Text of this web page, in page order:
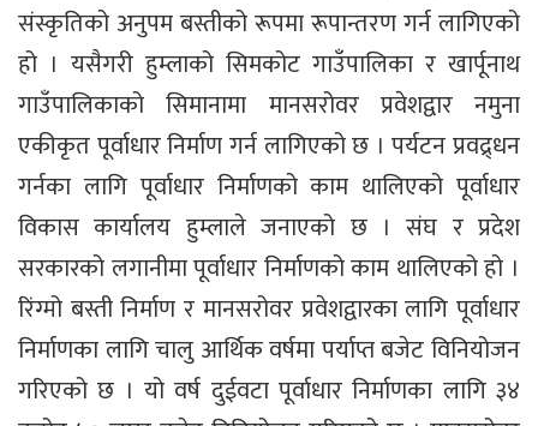
संस्कृतिको अनुपम बस्तीको रूपमा रूपान्तरण गर्न लागिएको
हो । यसैगरी हुम्लाको सिमकोट गाउँपालिका र खार्पूनाथ
गाउँपालिकाको सिमानामा मानसरोवर प्रवेशद्वार नमुना
एकीकृत पूर्वाधार निर्माण गर्न लागिएको छ । पर्यटन प्रवद्र्धन
गर्नका लागि पूर्वाधार निर्माणको काम थालिएको पूर्वाधार
विकास कार्यालय हुम्लाले जनाएको छ । संघ र प्रदेश
सरकारको लगानीमा पूर्वाधार निर्माणको काम थालिएको हो ।
रिंग्मो बस्ती निर्माण र मानसरोवर प्रवेशद्वारका लागि पूर्वाधार
निर्माणका लागि चालु आर्थिक वर्षमा पर्याप्त बजेट विनियोजन
गरिएको छ । यो वर्ष दुईवटा पूर्वाधार निर्माणका लागि ३४